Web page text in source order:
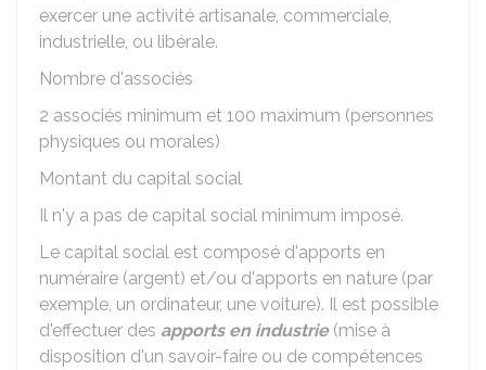
exercer une activité artisanale, commerciale,
industrielle, ou libérale.
Nombre d'associés
2 associés minimum et 100 maximum (personnes
physiques ou morales)
Montant du capital social
Il n'y a pas de capital social minimum imposé.
Le capital social est composé d'apports en
numéraire (argent) et/ou d'apports en nature (par
exemple, un ordinateur, une voiture). Il est possible
d'effectuer des apports en industrie(mise à
disposition d'un savoir-faire ou de compétences